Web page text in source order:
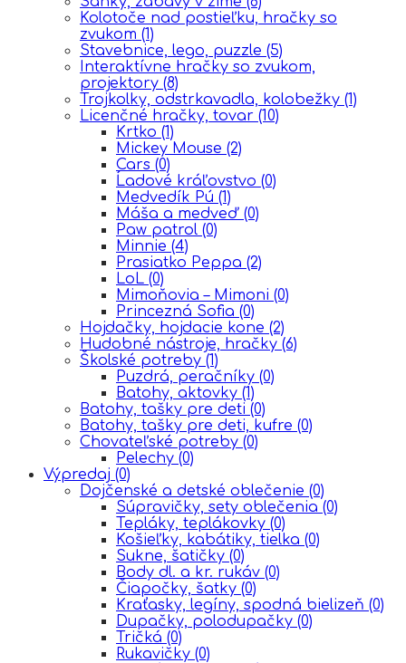
Kolotoče nad postieľku, hračky so
zvukom (1)
Stavebnice, lego, puzzle (5)
Interaktívne hračky so zvukom,
projektory (8)
Trojkolky, odstrkavadla, kolobežky (1)
Licenčné hračky, tovar (10)
Krtko (1)
Mickey Mouse (2)
Cars (0)
Ĺadové kráľovstvo (0)
Medvedík Pú (1)
Máša a medveď (0)
Paw patrol (0)
Minnie (4)
Prasiatko Peppa (2)
LoL (0)
Mimoňovia – Mimoni (0)
Princezná Sofia (0)
Hojdačky, hojdacie kone (2)
Hudobné nástroje, hračky (6)
Školské potreby (1)
Puzdrá, peračníky (0)
Batohy, aktovky (1)
Batohy, tašky pre deti (0)
Batohy, tašky pre deti, kufre (0)
Chovateľské potreby (0)
Pelechy (0)
Výpredaj (0)
Dojčenské a detské oblečenie (0)
Súpravičky, sety oblečenia (0)
Tepláky, teplákovky (0)
Košieľky, kabátiky, tielka (0)
Sukne, šatičky (0)
Body dl. a kr. rukáv (0)
Čiapočky, šatky (0)
Kraťasky, legíny, spodná bielizeň (0)
Dupačky, polodupačky (0)
Tričká (0)
Rukavičky (0)